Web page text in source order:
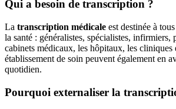
Qui a besoin de transcription ?
La transcription médicale est destinée à
la santé : généralistes, spécialistes,
cabinets médicaux, les hôpitaux, les cliniques
établissement de soin peuvent également en
quotidien.
Pourquoi externaliser la